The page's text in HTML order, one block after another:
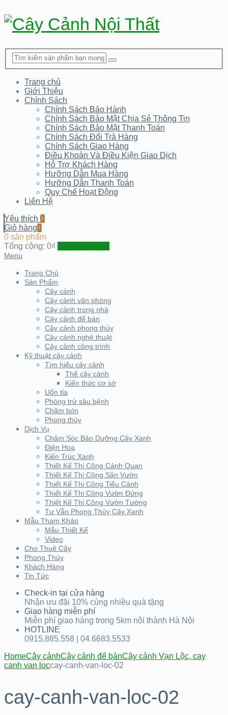
Trang chủ
Giới Thiệu
Chính Sách
Chính Sách Bảo Hành
Chính Sách Bảo Mật Chia Sẻ Thông Tin
Chính Sách Bảo Mật Thanh Toán
Chính Sách Đổi Trả Hàng
Chính Sách Giao Hàng
Điều Khoản Và Điều Kiện Giao Dịch
Hỗ Trợ Khách Hàng
Hưỡng Dẫn Mua Hàng
Hưỡng Dẫn Thanh Toán
Quy Chế Hoạt Động
Liên Hệ
Yêu thích 0
Giỏ hàng0
0 sản phẩm
Tổng cộng: 0₫ Đến cửa hàng
Menu
Trang Chủ
Sản Phẩm
Cây cảnh
Cây cảnh văn phòng
Cây cảnh trong nhà
Cây cảnh để bàn
Cây cảnh phong thủy
Cây cảnh nghệ thuật
Cây cảnh công trình
Kỹ thuật cây cảnh
Tìm hiểu cây cảnh
Thế cây cảnh
Kiến thức cơ sở
Uốn tỉa
Phòng trừ sâu bệnh
Chăm bón
Phong thủy
Dịch Vụ
Chăm Sóc Bảo Dưỡng Cây Xanh
Điện Hoa
Kiến Trúc Xanh
Thiết Kế Thi Công Cảnh Quan
Thiết Kế Thi Công Sân Vườn
Thiết Kế Thi Công Tiểu Cảnh
Thiết Kế Thi Công Vườn Đứng
Thiết Kế Thi Công Vườn Tường
Tư Vẫn Phong Thủy Cây Xanh
Mẫu Tham Khảo
Mẫu Thiết Kế
Video
Cho Thuê Cây
Phong Thủy
Khách Hàng
Tin Tức
Check-in tại cửa hàng
Nhận ưu đãi 10% cùng nhiều quà tặng
Giao hàng miễn phí
Miễn phí giao hàng trong 5km nội thành Hà Nội
HOTLINE
0915.885.558 | 04.6683.5533
HomeCây cảnhCây cảnh để bànCây cảnh Vạn Lộc, cay
canh van loccay-canh-van-loc-02
cay-canh-van-loc-02